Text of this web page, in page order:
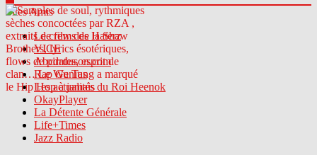
Sites Amis
Le crew des Haterz
VICE
Abcdrduson.com
Rap Genius
Les actualités du Roi Heenok
OkayPlayer
La Détente Générale
Life+Times
Jazz Radio